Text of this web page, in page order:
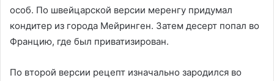
особ. По швейцарской версии меренгу придумал
кондитер из города Мейринген. Затем десерт попал во
Францию, где был приватизирован.
По второй версии рецепт изначально зародился во